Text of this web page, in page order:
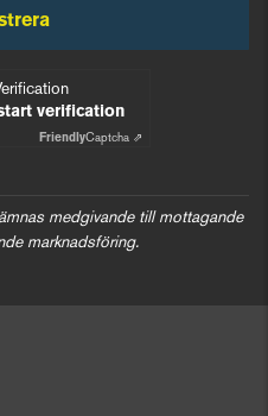
verification
FriendlyCaptcha ⇗
medgivande till mottagande
marknadsföring.